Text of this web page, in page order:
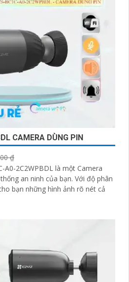
CAMERA DÙNG PIN
₫
A0-2C2WPBDL là một Camera
ninh của bạn. Với độ phân
bạn những hình ảnh rõ nét cả